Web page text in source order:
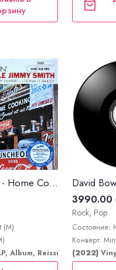
Jimmy Smith - Home Cookin'
(M)
Album, Reissue, Stereo
3990.00
Rock, Pop
Состояние:
Конверт:
(2022)